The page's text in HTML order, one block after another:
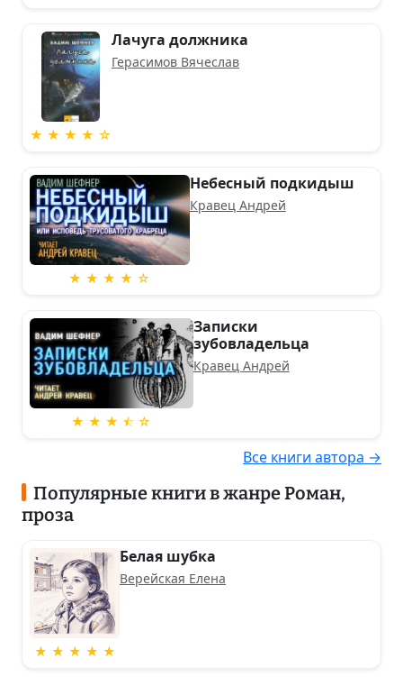
★ ★ ★ ★ ☆
Лачуга должника
Герасимов Вячеслав
★ ★ ★ ★ ☆
Небесный подкидыш
Кравец Андрей
★ ★ ★ ⯪ ☆
Записки
зубовладельца
Кравец Андрей
Все книги автора →
Популярные книги в жанре Роман,
проза
★ ★ ★ ★ ★
Белая шубка
Верейская Елена